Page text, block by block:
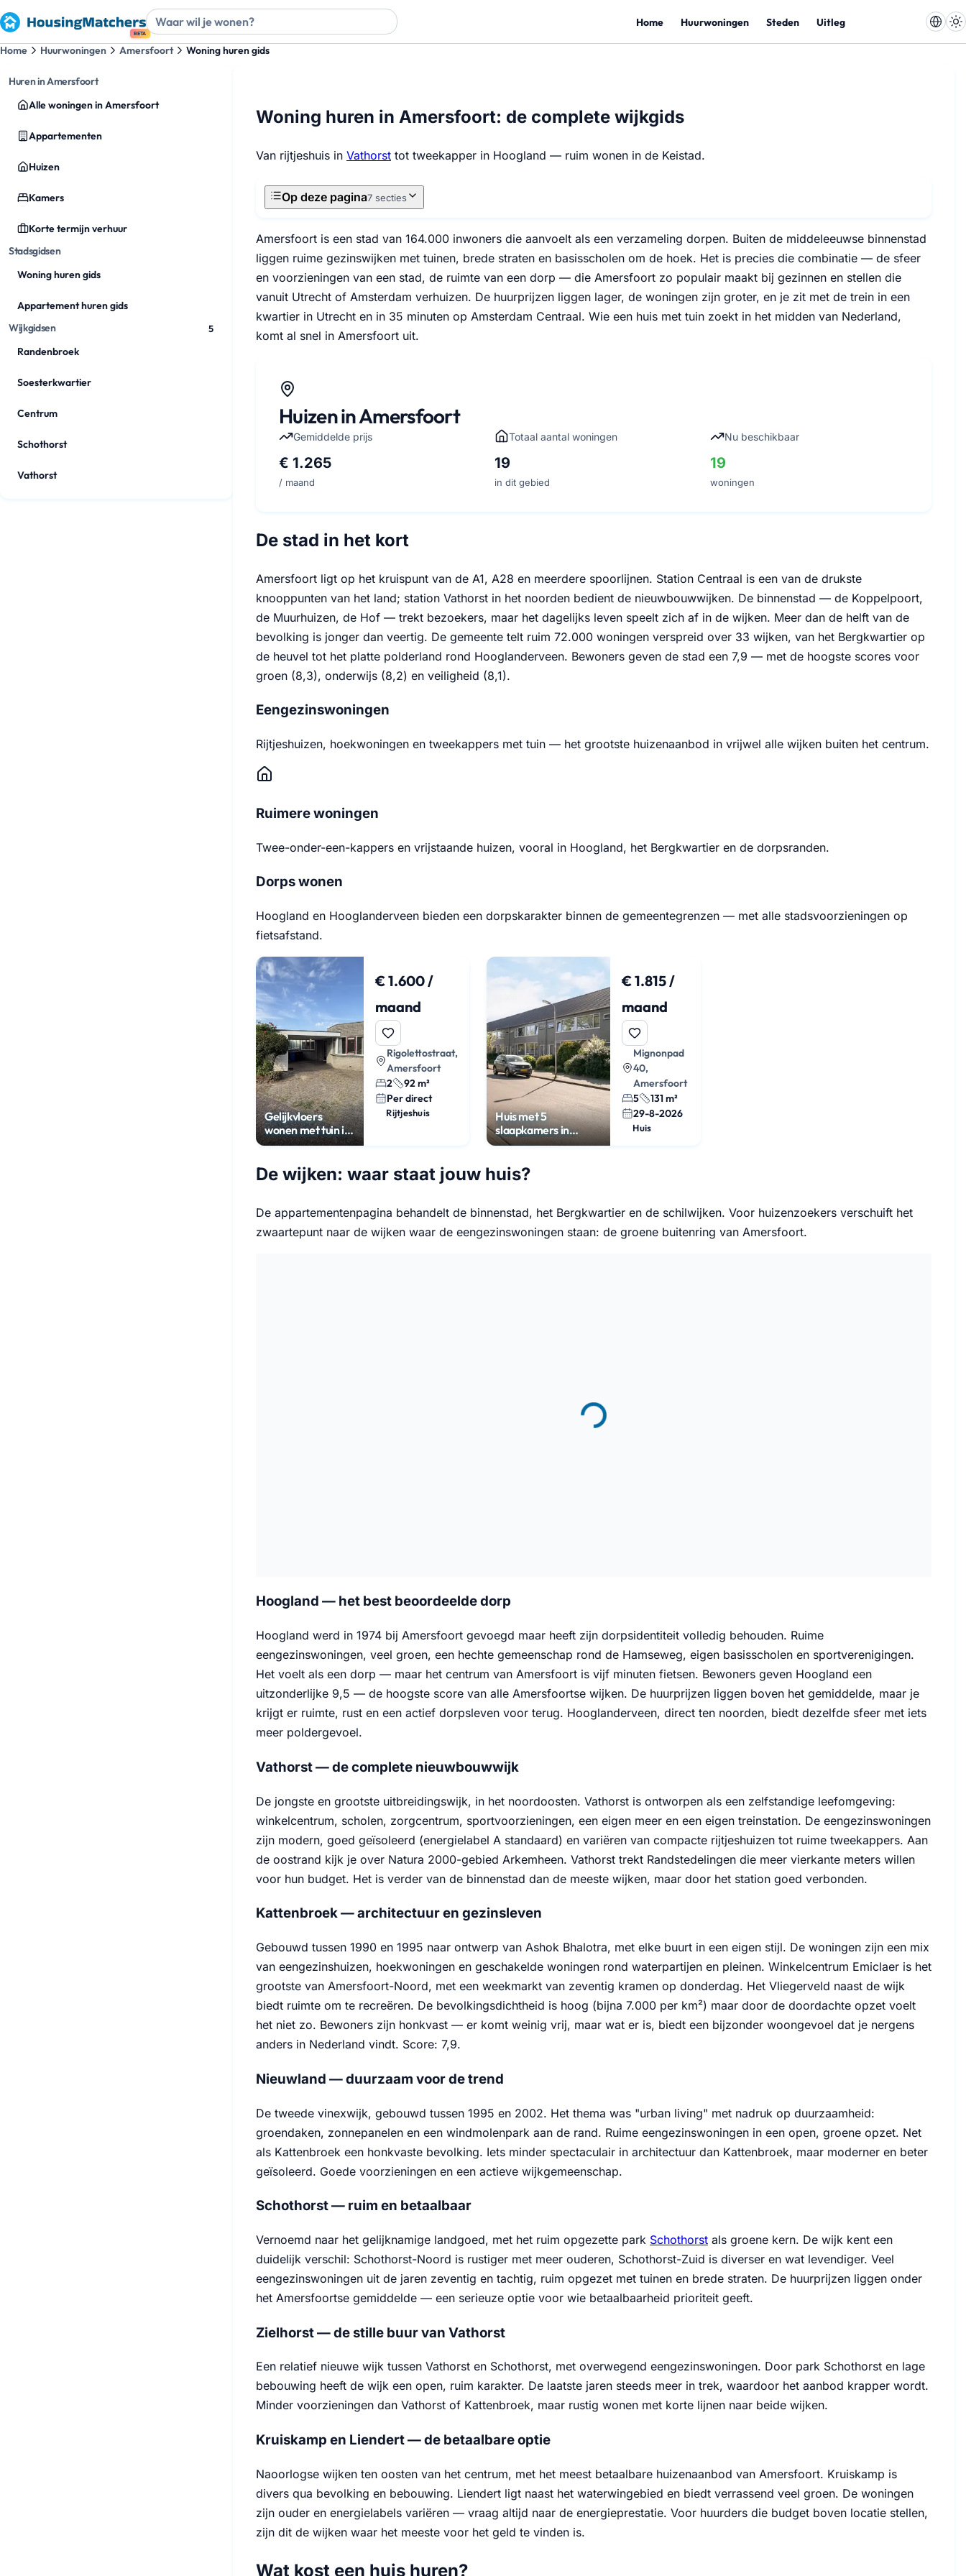
BETA
Home Huurwoningen Steden Uitleg
Home Huurwoningen Amersfoort Woning huren gids
Huren in Amersfoort
Alle woningen in Amersfoort
Appartementen
Huizen
Kamers
Korte termijn verhuur
Stadsgidsen
Woning huren gids
Appartement huren gids
Wijkgidsen
5
Randenbroek
Soesterkwartier
Centrum
Schothorst
Vathorst
Woning huren in Amersfoort: de complete wijkgids
Van rijtjeshuis in Vathorst tot tweekapper in Hoogland — ruim wonen in de Keistad.
Op deze pagina7 secties
Amersfoort is een stad van 164.000 inwoners die aanvoelt als een verzameling dorpen. Buiten de middeleeuwse binnenstad
liggen ruime gezinswijken met tuinen, brede straten en basisscholen om de hoek. Het is precies die combinatie — de sfeer
en voorzieningen van een stad, de ruimte van een dorp — die Amersfoort zo populair maakt bij gezinnen en stellen die
vanuit Utrecht of Amsterdam verhuizen. De huurprijzen liggen lager, de woningen zijn groter, en je zit met de trein in een
kwartier in Utrecht en in 35 minuten op Amsterdam Centraal. Wie een huis met tuin zoekt in het midden van Nederland,
komt al snel in Amersfoort uit.
Huizen in Amersfoort
Gemiddelde prijs
€ 1.265
/ maand
Totaal aantal woningen
19
in dit gebied
Nu beschikbaar
19
woningen
De stad in het kort
Amersfoort ligt op het kruispunt van de A1, A28 en meerdere spoorlijnen. Station Centraal is een van de drukste
knooppunten van het land; station Vathorst in het noorden bedient de nieuwbouwwijken. De binnenstad — de Koppelpoort,
de Muurhuizen, de Hof — trekt bezoekers, maar het dagelijks leven speelt zich af in de wijken. Meer dan de helft van de
bevolking is jonger dan veertig. De gemeente telt ruim 72.000 woningen verspreid over 33 wijken, van het Bergkwartier op
de heuvel tot het platte polderland rond Hooglanderveen. Bewoners geven de stad een 7,9 — met de hoogste scores voor
groen (8,3), onderwijs (8,2) en veiligheid (8,1).
Eengezinswoningen
Rijtjeshuizen, hoekwoningen en tweekappers met tuin — het grootste huizenaanbod in vrijwel alle wijken buiten het centrum.
Ruimere woningen
Twee-onder-een-kappers en vrijstaande huizen, vooral in Hoogland, het Bergkwartier en de dorpsranden.
Dorps wonen
Hoogland en Hooglanderveen bieden een dorpskarakter binnen de gemeentegrenzen — met alle stadsvoorzieningen op
fietsafstand.
Gelijkvloers
wonen met tuin in
Schuilenburg
€ 1.600 /
maand
Rigolettostraat,
Amersfoort
2
92 m²
Per direct
Rijtjeshuis
Huis met 5
slaapkamers in
Schuilenburg
€ 1.815 /
maand
Mignonpad
40,
Amersfoort
5
131 m²
29-8-2026
Huis
De wijken: waar staat jouw huis?
De appartementenpagina behandelt de binnenstad, het Bergkwartier en de schilwijken. Voor huizenzoekers verschuift het
zwaartepunt naar de wijken waar de eengezinswoningen staan: de groene buitenring van Amersfoort.
Hoogland — het best beoordeelde dorp
Hoogland werd in 1974 bij Amersfoort gevoegd maar heeft zijn dorpsidentiteit volledig behouden. Ruime
eengezinswoningen, veel groen, een hechte gemeenschap rond de Hamseweg, eigen basisscholen en sportverenigingen.
Het voelt als een dorp — maar het centrum van Amersfoort is vijf minuten fietsen. Bewoners geven Hoogland een
uitzonderlijke 9,5 — de hoogste score van alle Amersfoortse wijken. De huurprijzen liggen boven het gemiddelde, maar je
krijgt er ruimte, rust en een actief dorpsleven voor terug. Hooglanderveen, direct ten noorden, biedt dezelfde sfeer met iets
meer poldergevoel.
Vathorst — de complete nieuwbouwwijk
De jongste en grootste uitbreidingswijk, in het noordoosten. Vathorst is ontworpen als een zelfstandige leefomgeving:
winkelcentrum, scholen, zorgcentrum, sportvoorzieningen, een eigen meer en een eigen treinstation. De eengezinswoningen
zijn modern, goed geïsoleerd (energielabel A standaard) en variëren van compacte rijtjeshuizen tot ruime tweekappers. Aan
de oostrand kijk je over Natura 2000-gebied Arkemheen. Vathorst trekt Randstedelingen die meer vierkante meters willen
voor hun budget. Het is verder van de binnenstad dan de meeste wijken, maar door het station goed verbonden.
Kattenbroek — architectuur en gezinsleven
Gebouwd tussen 1990 en 1995 naar ontwerp van Ashok Bhalotra, met elke buurt in een eigen stijl. De woningen zijn een mix
van eengezinshuizen, hoekwoningen en geschakelde woningen rond waterpartijen en pleinen. Winkelcentrum Emiclaer is het
grootste van Amersfoort-Noord, met een weekmarkt van zeventig kramen op donderdag. Het Vliegerveld naast de wijk
biedt ruimte om te recreëren. De bevolkingsdichtheid is hoog (bijna 7.000 per km²) maar door de doordachte opzet voelt
het niet zo. Bewoners zijn honkvast — er komt weinig vrij, maar wat er is, biedt een bijzonder woongevoel dat je nergens
anders in Nederland vindt. Score: 7,9.
Nieuwland — duurzaam voor de trend
De tweede vinexwijk, gebouwd tussen 1995 en 2002. Het thema was "urban living" met nadruk op duurzaamheid:
groendaken, zonnepanelen en een windmolenpark aan de rand. Ruime eengezinswoningen in een open, groene opzet. Net
als Kattenbroek een honkvaste bevolking. Iets minder spectaculair in architectuur dan Kattenbroek, maar moderner en beter
geïsoleerd. Goede voorzieningen en een actieve wijkgemeenschap.
Schothorst — ruim en betaalbaar
Vernoemd naar het gelijknamige landgoed, met het ruim opgezette park Schothorst als groene kern. De wijk kent een
duidelijk verschil: Schothorst-Noord is rustiger met meer ouderen, Schothorst-Zuid is diverser en wat levendiger. Veel
eengezinswoningen uit de jaren zeventig en tachtig, ruim opgezet met tuinen en brede straten. De huurprijzen liggen onder
het Amersfoortse gemiddelde — een serieuze optie voor wie betaalbaarheid prioriteit geeft.
Zielhorst — de stille buur van Vathorst
Een relatief nieuwe wijk tussen Vathorst en Schothorst, met overwegend eengezinswoningen. Door park Schothorst en lage
bebouwing heeft de wijk een open, ruim karakter. De laatste jaren steeds meer in trek, waardoor het aanbod krapper wordt.
Minder voorzieningen dan Vathorst of Kattenbroek, maar rustig wonen met korte lijnen naar beide wijken.
Kruiskamp en Liendert — de betaalbare optie
Naoorlogse wijken ten oosten van het centrum, met het meest betaalbare huizenaanbod van Amersfoort. Kruiskamp is
divers qua bevolking en bebouwing. Liendert ligt naast het waterwingebied en biedt verrassend veel groen. De woningen
zijn ouder en energielabels variëren — vraag altijd naar de energieprestatie. Voor huurders die budget boven locatie stellen,
zijn dit de wijken waar het meeste voor het geld te vinden is.
Wat kost een huis huren?